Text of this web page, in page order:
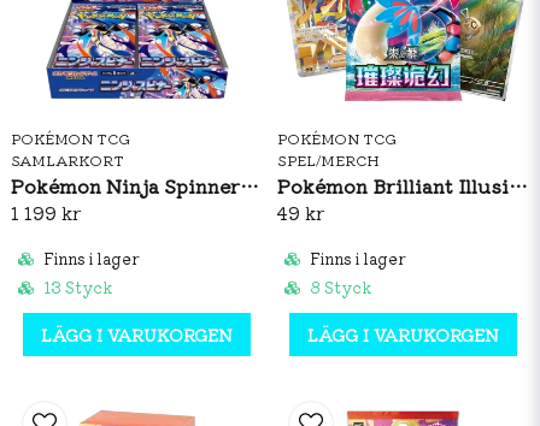
POKÉMON TCG
SAMLARKORT
Pokémon Ninja Spinner Booster Box (JP)
1 199 kr
Finns i lager
13 Styck
LÄGG I VARUKORGEN
POKÉMON TCG
SPEL/MERCH
Pokémon Brilliant Illusions CSV8C Booster Pack Slim (S-CH)
49 kr
Finns i lager
8 Styck
LÄGG I VARUKORGEN